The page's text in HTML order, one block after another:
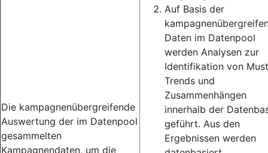
Die kampagnenübergreifende
Auswertung der im Datenpool
gesammelten
Kampagnendaten, um die
Auf Basis der
Daten im Datenpool
werden Analysen zur
Identifikation von
Trends und
Zusammenhängen
innerhalb der
geführt. Aus den
Ergebnissen werden